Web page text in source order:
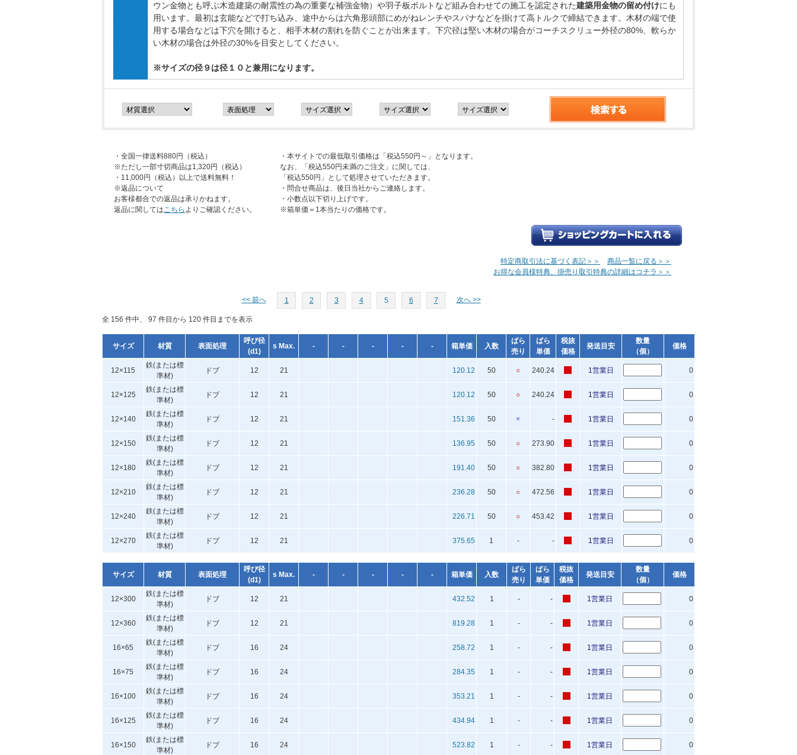
ウン金物とも呼ぶ木造建築の耐震性の為の重要な補強金物）や羽子板ボルトなど組み合わせての施工を認定された建築用金物の留め付けにも
用います。最初は玄能などで打ち込み、途中からは六角形頭部にめがねレンチやスパナなどを掛けて高トルクで締結できます。木材の端で使
用する場合などは下穴を開けると、相手木材の割れを防ぐことが出来ます。下穴径は堅い木材の場合がコーチスクリュー外径の80%、軟らか
い木材の場合は外径の30%を目安としてください。
※サイズの径９は径１０と兼用になります。
・全国一律送料880円（税込）
※ただし一部寸切商品は1,320円（税込）
・11,000円（税込）以上で送料無料！
※返品について
お客様都合での返品は承りかねます。
返品に関してはこちら よりご確認ください。
・本サイトでの最低取引価格は「税込550円～」となります。
なお、「税込550円未満のご注文」に関しては、
「税込550円」として処理させていただきます。
・問合せ商品は、後日当社からご連絡します。
・小数点以下切り上げです。
※箱単価＝1本当たりの価格です。
特定商取引法に基づく表記＞＞
商品一覧に戻る＞＞
お得な会員様特典、掛売り取引特典の詳細はコチラ＞＞
<< 前へ 1 2 3 4 5 6 7 次へ >>
全 156 件中、 97 件目から 120 件目までを表示
サイズ 材質 表面処理
呼び径
(d1)
s Max. - - - - - 箱単価 入数
ばら
売り
ばら
単価
税抜
価格
発送目安
数量
（個）
価格
12×115
鉄(または標
準材)
ドブ 12 21 120.12 50 ○ 240.24 1営業日 0
12×125
鉄(または標
準材)
ドブ 12 21 120.12 50 ○ 240.24 1営業日 0
12×140
鉄(または標
準材)
ドブ 12 21 151.36 50 × - 1営業日 0
12×150
鉄(または標
準材)
ドブ 12 21 136.95 50 ○ 273.90 1営業日 0
12×180
鉄(または標
準材)
ドブ 12 21 191.40 50 ○ 382.80 1営業日 0
12×210
鉄(または標
準材)
ドブ 12 21 236.28 50 ○ 472.56 1営業日 0
12×240
鉄(または標
準材)
ドブ 12 21 226.71 50 ○ 453.42 1営業日 0
12×270
鉄(または標
準材)
ドブ 12 21 375.65 1 - - 1営業日 0
サイズ 材質 表面処理
呼び径
(d1)
s Max. - - - - - 箱単価 入数
ばら
売り
ばら
単価
税抜
価格
発送目安
数量
（個）
価格
12×300
鉄(または標
準材)
ドブ 12 21 432.52 1 - - 1営業日 0
12×360
鉄(または標
準材)
ドブ 12 21 819.28 1 - - 1営業日 0
16×65
鉄(または標
準材)
ドブ 16 24 258.72 1 - - 1営業日 0
16×75
鉄(または標
準材)
ドブ 16 24 284.35 1 - - 1営業日 0
16×100
鉄(または標
準材)
ドブ 16 24 353.21 1 - - 1営業日 0
16×125
鉄(または標
準材)
ドブ 16 24 434.94 1 - - 1営業日 0
16×150
鉄(または標
準材)
ドブ 16 24 523.82 1 - - 1営業日 0